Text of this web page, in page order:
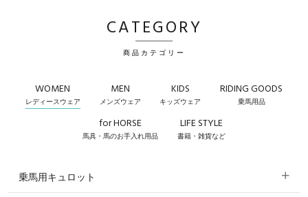
CATEGORY
商品カテゴリー
WOMEN
レディースウェア
MEN
メンズウェア
KIDS
キッズウェア
RIDING GOODS
乗馬用品
for HORSE
馬具・馬のお手入れ用品
LIFE STYLE
書籍・雑貨など
乗馬用キュロット